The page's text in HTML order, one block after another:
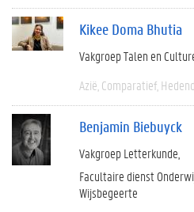
Kikee Doma Bhutia
Vakgroep Talen en
Azië Comparatief
Benjamin Biebuyck
Vakgroep Letterkunde
Facultaire dienst
Wijsbegeerte